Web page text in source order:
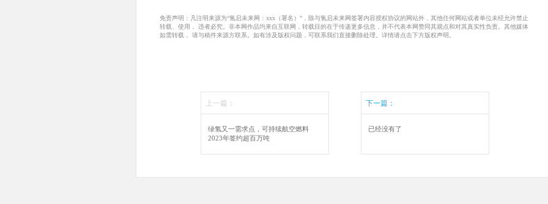
免责声明：凡注明来源为“氢启未来网：xxx（署名）”，除与氢启未来网签署内容授权协议的网站外，其他任何网站或者单位未经允许禁止
转载、使用， 违者必究。非本网作品均来自互联网，转载目的在于传递更多信息，并不代表本网赞同其观点和对其真实性负责。其他媒体
如需转载， 请与稿件来源方联系。如有涉及版权问题，可联系我们直接删除处理。详情请点击下方版权声明。
上一篇：
绿氢又一需求点，可持续航空燃料
2023年签约超百万吨
下一篇：
已经没有了